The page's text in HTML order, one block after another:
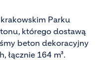
Parku
którego dostawą
beton dekoracyjny
łącznie 164 m³.